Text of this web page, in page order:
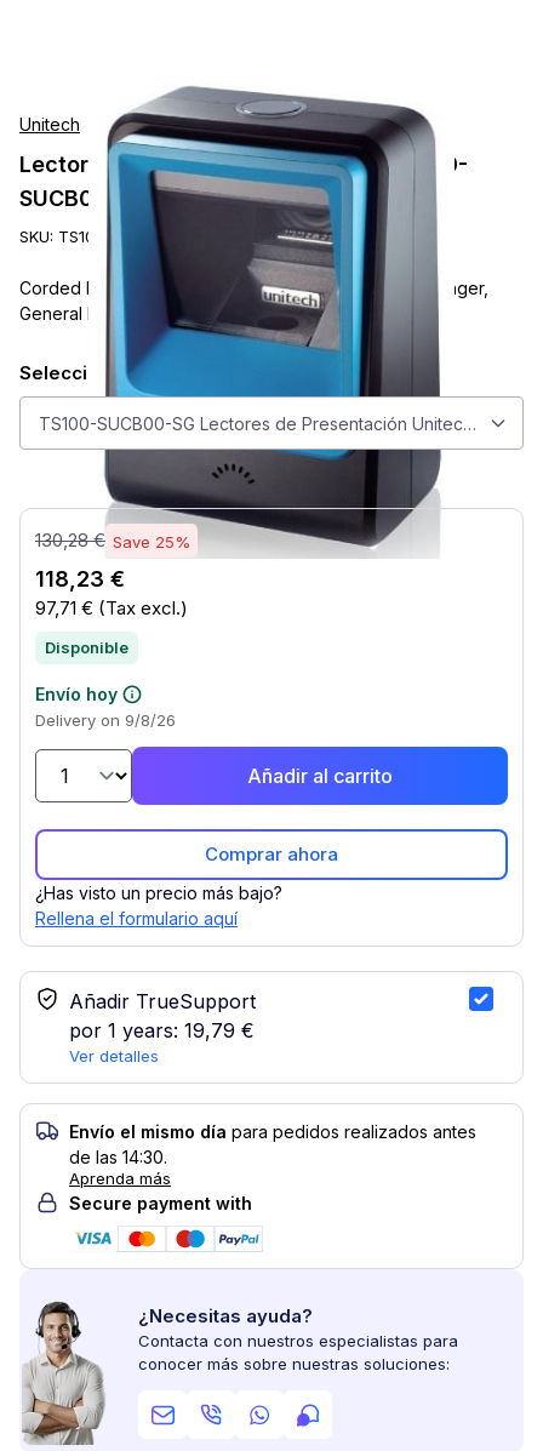
Unitech
Lectores de Presentación Unitech TS100-
SUCB00-SG
SKU: TS100-SUCB00-SG
Corded Barcode Scanner, Unitech TS100, 2D Area Imager,
General Purpose, USB, Presentation, Tethered, Black
Seleccionar modelo
TS100-SUCB00-SG Lectores de Presentación Unitech TS100-
130,28 € Save 25%
118,23 €
97,71 € (Tax excl.)
Disponible
Envío hoy
Delivery on 9/8/26
Añadir al carrito
Comprar ahora
¿Has visto un precio más bajo?
Rellena el formulario aquí
Añadir TrueSupport
por 1 years: 19,79 €
Ver detalles
Servicio TrueSupport
Envío el mismo día para pedidos realizados antes
de las 14:30.
Aprenda más
Secure payment with
¿Necesitas ayuda?
Contacta con nuestros especialistas para
conocer más sobre nuestras soluciones: